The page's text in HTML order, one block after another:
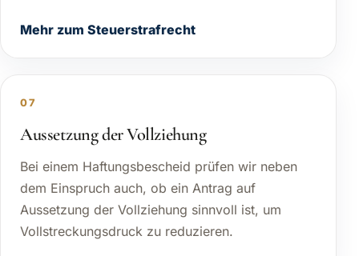
Mehr zum Steuerstrafrecht
07
Aussetzung der Vollziehung
Bei einem Haftungsbescheid prüfen wir neben
dem Einspruch auch, ob ein Antrag auf
Aussetzung der Vollziehung sinnvoll ist, um
Vollstreckungsdruck zu reduzieren.